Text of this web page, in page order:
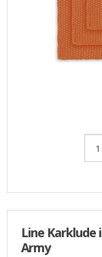
Line Karklude
Army